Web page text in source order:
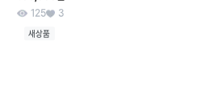
125
3
새상품